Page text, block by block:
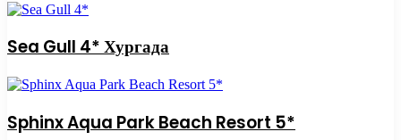
Sea Gull 4* Хургада
Sphinx Aqua Park Beach Resort 5*